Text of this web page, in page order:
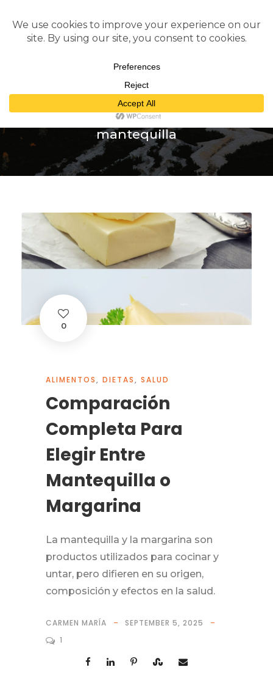
Tag
mantequilla
0
ALIMENTOS, DIETAS, SALUD
Comparación
Completa Para
Elegir Entre
Mantequilla o
Margarina
La mantequilla y la margarina son
productos utilizados para cocinar y
untar, pero difieren en su origen,
composición y efectos en la salud.
CARMEN MARÍA
SEPTEMBER 5, 2025
1